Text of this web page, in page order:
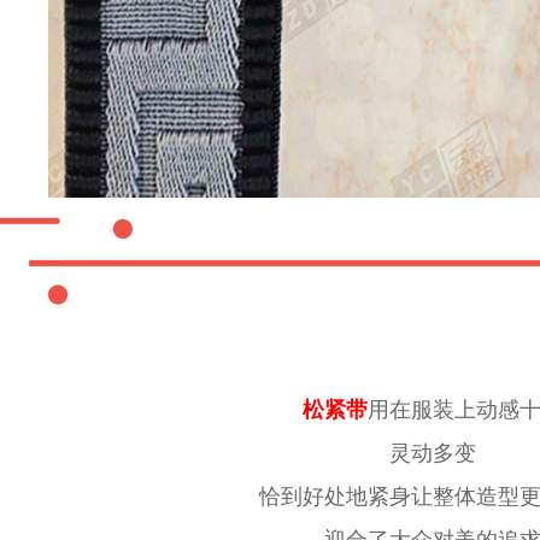
松紧带用在服装上动感
灵动多变
恰到好处地紧身让整体造型